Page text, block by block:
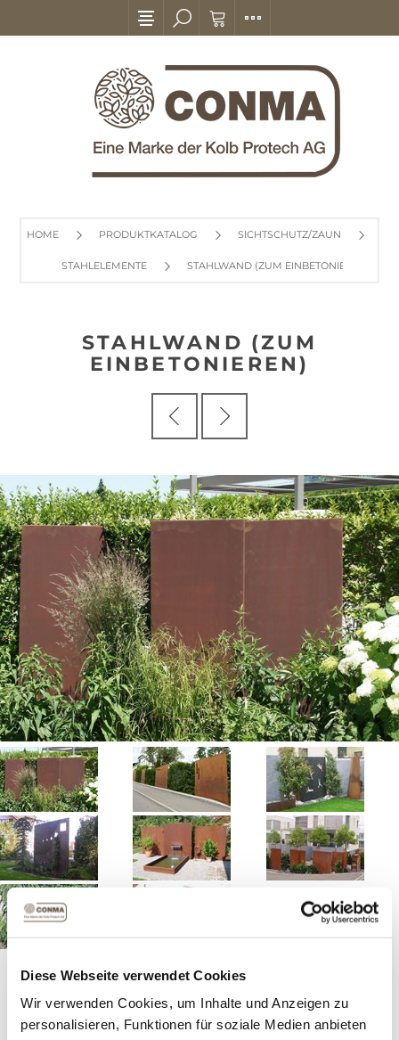
Diese Webseite verwendet Cookies
Wir verwenden Cookies, um Inhalte und Anzeigen zu
personalisieren, Funktionen für soziale Medien anbieten
HOME PRODUKTKATALOG SICHTSCHUTZ/ZAUN
STAHLELEMENTE STAHLWAND (ZUM EINBETONIEREN)
STAHLWAND (ZUM
EINBETONIEREN)
Einsatzmöglichkeiten, sei es als moderne
Sichtschutzelemente oder als gestalterisches Element.
Entdecken Sie die Vielseitigkeit von Stahlplatten und